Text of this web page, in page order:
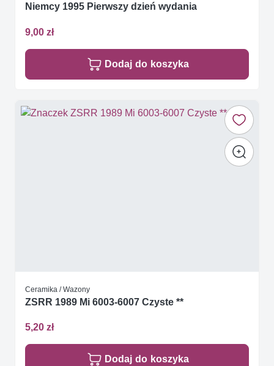
Niemcy 1995 Pierwszy dzień wydania
9,00 zł
Dodaj do koszyka
Ceramika / Wazony
ZSRR 1989 Mi 6003-6007 Czyste **
5,20 zł
Dodaj do koszyka